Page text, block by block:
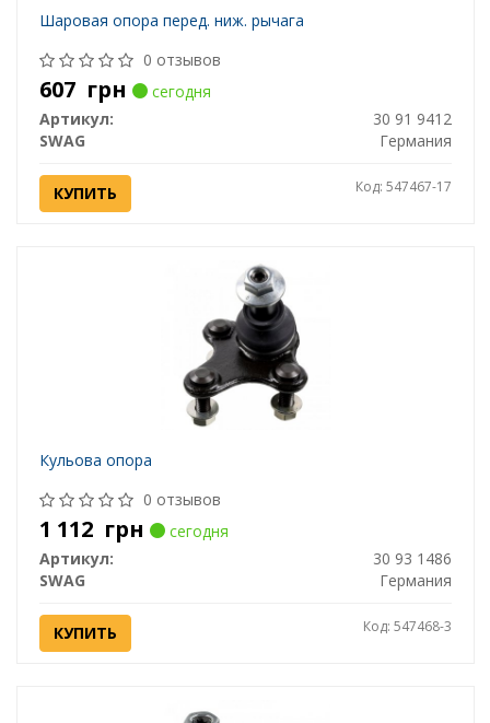
Шаровая опора перед. ниж. рычага
0 отзывов
607 грн
сегодня
Артикул:
30 91 9412
SWAG
Германия
КУПИТЬ Код: 547467-17
Кульова опора
0 отзывов
1 112 грн
сегодня
Артикул:
30 93 1486
SWAG
Германия
КУПИТЬ Код: 547468-3